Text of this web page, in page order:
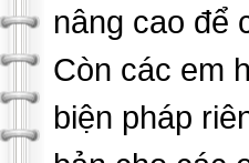
nâng cao để
Còn các em
biện pháp